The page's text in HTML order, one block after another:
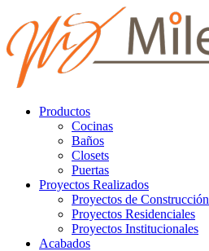
Productos
Cocinas
Baños
Closets
Puertas
Proyectos Realizados
Proyectos de Construcción
Proyectos Residenciales
Proyectos Institucionales
Acabados